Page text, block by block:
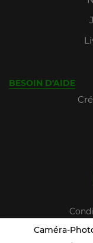
Caméra-
BESOIN D'AIDE